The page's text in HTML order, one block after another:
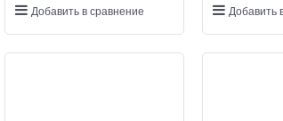
Добавить в сравнение Добавить